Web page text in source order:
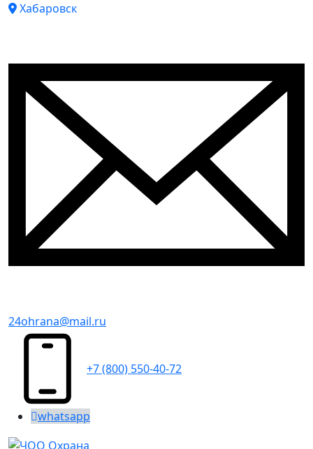
Хабаровск
24ohrana@mail.ru
+7 (800) 550-40-72
whatsapp